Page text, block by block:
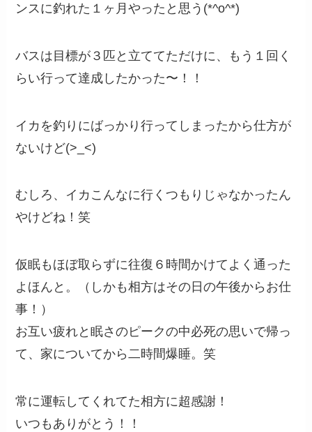
ンスに釣れた１ヶ月やったと思う(*^o^*)
バスは目標が３匹と立ててただけに、もう１回く
らい行って達成したかった〜！！
イカを釣りにばっかり行ってしまったから仕方が
ないけど(>_<)
むしろ、イカこんなに行くつもりじゃなかったん
やけどね！笑
仮眠もほぼ取らずに往復６時間かけてよく通った
よほんと。（しかも相方はその日の午後からお仕
事！）
お互い疲れと眠さのピークの中必死の思いで帰っ
て、家についてから二時間爆睡。笑
常に運転してくれてた相方に超感謝！
いつもありがとう！！